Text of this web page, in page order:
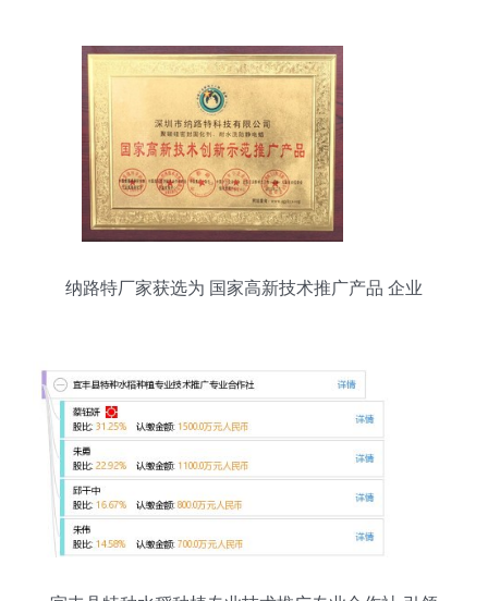
纳路特厂家获选为 国家高新技术推广产品 企业